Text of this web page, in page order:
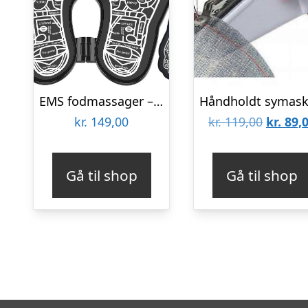
EMS fodmassager – Elektrostimulator
kr. 149,00
Gå til shop
kr.119,00 Den
kr.
kr.
Gå til shop